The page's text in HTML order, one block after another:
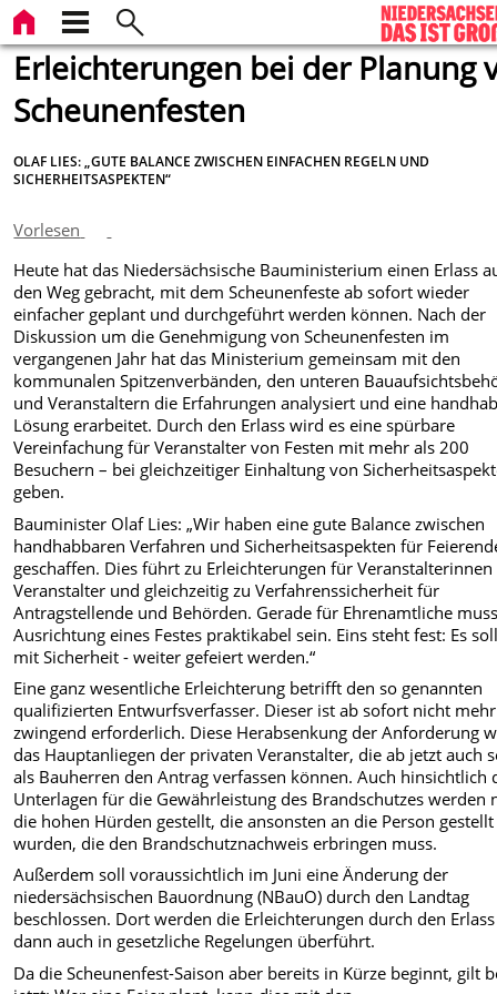
Erleichterungen bei der Planung
Scheunenfesten
OLAF LIES: „GUTE BALANCE ZWISCHEN EINFACHEN REGELN UND
SICHERHEITSASPEKTEN“
Vorlesen
Heute hat das Niedersächsische Bauministerium einen Erlass
den Weg gebracht, mit dem Scheunenfeste ab sofort wieder
einfacher geplant und durchgeführt werden können. Nach der
Diskussion um die Genehmigung von Scheunenfesten im
vergangenen Jahr hat das Ministerium gemeinsam mit den
kommunalen Spitzenverbänden, den unteren
und Veranstaltern die Erfahrungen analysiert und eine
Lösung erarbeitet. Durch den Erlass wird es eine spürbare
Vereinfachung für Veranstalter von Festen mit mehr als 200
Besuchern – bei gleichzeitiger Einhaltung von
geben.
Bauminister Olaf Lies: „Wir haben eine gute Balance zwischen
handhabbaren Verfahren und Sicherheitsaspekten für
geschaffen. Dies führt zu Erleichterungen für
Veranstalter und gleichzeitig zu Verfahrenssicherheit für
Antragstellende und Behörden. Gerade für Ehrenamtliche
Ausrichtung eines Festes praktikabel sein. Eins steht fest: Es
mit Sicherheit - weiter gefeiert werden.“
Eine ganz wesentliche Erleichterung betrifft den so genannten
qualifizierten Entwurfsverfasser. Dieser ist ab sofort nicht mehr
zwingend erforderlich. Diese Herabsenkung der Anforderung
das Hauptanliegen der privaten Veranstalter, die ab jetzt auch
als Bauherren den Antrag verfassen können. Auch hinsichtlich
Unterlagen für die Gewährleistung des Brandschutzes werden
die hohen Hürden gestellt, die ansonsten an die Person gestellt
wurden, die den Brandschutznachweis erbringen muss.
Außerdem soll voraussichtlich im Juni eine Änderung der
niedersächsischen Bauordnung (NBauO) durch den Landtag
beschlossen. Dort werden die Erleichterungen durch den Erlass
dann auch in gesetzliche Regelungen überführt.
Da die Scheunenfest-Saison aber bereits in Kürze beginnt, gilt